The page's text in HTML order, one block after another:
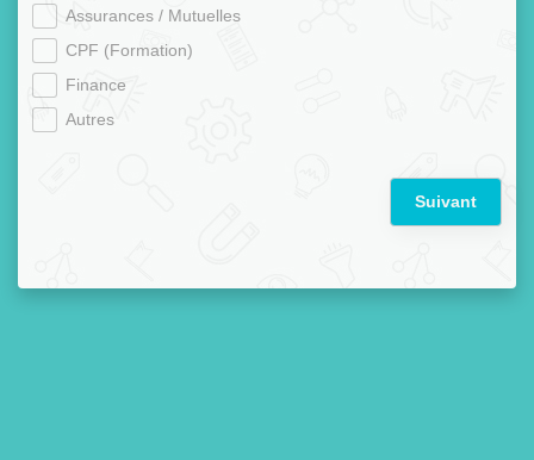
Assurances / Mutuelles
CPF (Formation)
Finance
Autres
Suivant